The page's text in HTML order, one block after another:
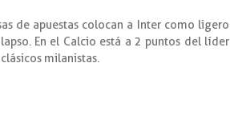
de apuestas colocan a Inter como ligero
En el Calcio está a 2 puntos del líder
milanistas.